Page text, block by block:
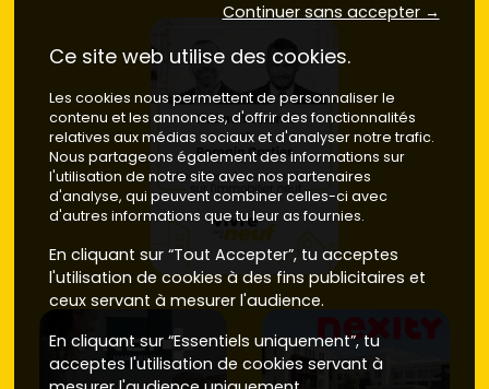
Continuer sans accepter →
Ce site web utilise des cookies.
Les cookies nous permettent de personnaliser le
contenu et les annonces, d'offrir des fonctionnalités
relatives aux médias sociaux et d'analyser notre trafic.
Nous partageons également des informations sur
l'utilisation de notre site avec nos partenaires
d'analyse, qui peuvent combiner celles-ci avec
d'autres informations que tu leur as fournies.
En cliquant sur “Tout Accepter”, tu acceptes
l'utilisation de cookies à des fins publicitaires et
ceux servant à mesurer l'audience.
En cliquant sur “Essentiels uniquement”, tu
acceptes l'utilisation de cookies servant à